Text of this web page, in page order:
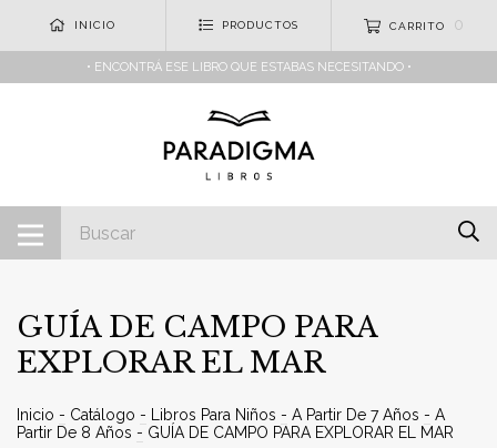
INICIO PRODUCTOS CARRITO 0
• ENCONTRÁ ESE LIBRO QUE ESTABAS NECESITANDO •
GUÍA DE CAMPO PARA
EXPLORAR EL MAR
Inicio - Catálogo - Libros Para Niños - A Partir De 7 Años - A
Partir De 8 Años - GUÍA DE CAMPO PARA EXPLORAR EL MAR